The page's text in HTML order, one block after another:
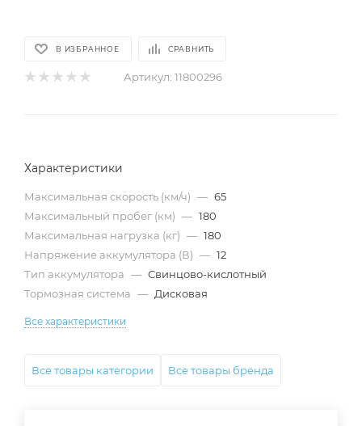
В ИЗБРАННОЕ СРАВНИТЬ
Артикул: 11800296
Характеристики
Максимальная скорость (км/ч) — 65
Максимальный пробег (км) — 180
Максимальная нагрузка (кг) — 180
Напряжение аккумулятора (В) — 12
Тип аккумулятора — Свинцово-кислотный
Тормозная система — Дисковая
Все характеристики
Все товары категории Все товары бренда